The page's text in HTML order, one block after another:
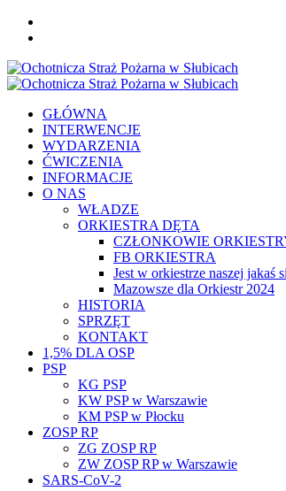
Skip
Primary
GŁÓWNA
INTERWENCJE
WYDARZENIA
ĆWICZENIA
INFORMACJE
O NAS
WŁADZE
ORKIESTRA DĘTA
CZŁONKOWIE
FB ORKIESTRA
Jest w orkiestrze naszej jakaś
Mazowsze dla Orkiestr 2024
HISTORIA
SPRZĘT
KONTAKT
1,5% DLA OSP
PSP
KG PSP
KW PSP w Warszawie
KM PSP w Płocku
ZOSP RP
ZG ZOSP RP
ZW ZOSP RP w Warszawie
SARS-CoV-2